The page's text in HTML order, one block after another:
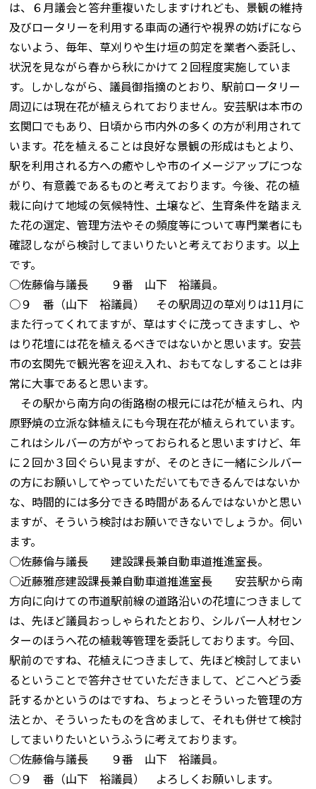
は、６月議会と答弁重複いたしますけれども、景観の維持
及びロータリーを利用する車両の通行や視界の妨げになら
ないよう、毎年、草刈りや生け垣の剪定を業者へ委託し、
状況を見ながら春から秋にかけて２回程度実施していま
す。しかしながら、議員御指摘のとおり、駅前ロータリー
周辺には現在花が植えられておりません。安芸駅は本市の
玄関口でもあり、日頃から市内外の多くの方が利用されて
います。花を植えることは良好な景観の形成はもとより、
駅を利用される方への癒やしや市のイメージアップにつな
がり、有意義であるものと考えております。今後、花の植
栽に向けて地域の気候特性、土壌など、生育条件を踏まえ
た花の選定、管理方法やその頻度等について専門業者にも
確認しながら検討してまいりたいと考えております。以上
です。
○佐藤倫与議長 ９番 山下 裕議員。
○９ 番（山下 裕議員） その駅周辺の草刈りは11月に
また行ってくれてますが、草はすぐに茂ってきますし、や
はり花壇には花を植えるべきではないかと思います。安芸
市の玄関先で観光客を迎え入れ、おもてなしすることは非
常に大事であると思います。
その駅から南方向の街路樹の根元には花が植えられ、内
原野焼の立派な鉢植えにも今現在花が植えられています。
これはシルバーの方がやっておられると思いますけど、年
に２回か３回ぐらい見ますが、そのときに一緒にシルバー
の方にお願いしてやっていただいてもできるんではないか
な、時間的には多分できる時間があるんではないかと思い
ますが、そういう検討はお願いできないでしょうか。伺い
ます。
○佐藤倫与議長 建設課長兼自動車道推進室長。
○近藤雅彦建設課長兼自動車道推進室長 安芸駅から南
方向に向けての市道駅前線の道路沿いの花壇につきまして
は、先ほど議員おっしゃられたとおり、シルバー人材セン
ターのほうへ花の植栽等管理を委託しております。今回、
駅前のですね、花植えにつきまして、先ほど検討してまい
るということで答弁させていただきまして、どこへどう委
託するかというのはですね、ちょっとそういった管理の方
法とか、そういったものを含めまして、それも併せて検討
してまいりたいというふうに考えております。
○佐藤倫与議長 ９番 山下 裕議員。
○９ 番（山下 裕議員） よろしくお願いします。